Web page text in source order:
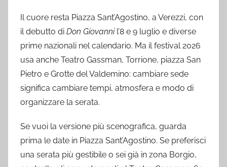
Il cuore resta Piazza Sant’Agostino, a Verezzi, con
il debutto di Don Giovannil’8 e 9 luglio e diverse
prime nazionali nel calendario. Ma il festival 2026
usa anche Teatro Gassman, Torrione, piazza San
Pietro e Grotte del Valdemino: cambiare sede
significa cambiare tempi, atmosfera e modo di
organizzare la serata.
Se vuoi la versione più scenografica, guarda
prima le date in Piazza Sant’Agostino. Se preferisci
una serata più gestibile o sei già in zona Borgio,